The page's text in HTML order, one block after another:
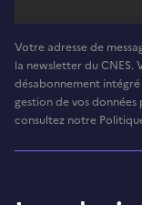
Votre adresse de
la newsletter du CNES.
désabonnement intégré
gestion de vos
consultez notre